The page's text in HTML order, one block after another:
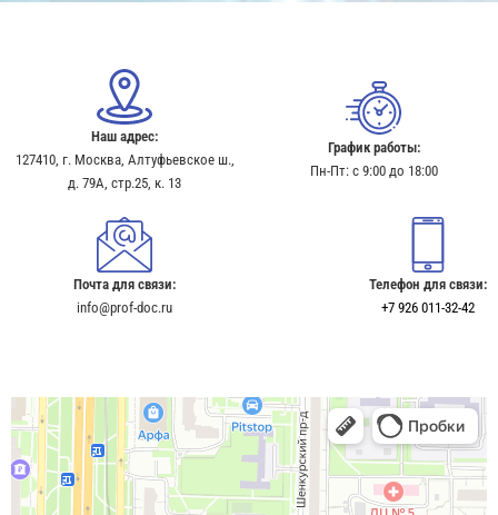
Наш адрес:
127410, г. Москва, Алтуфьевское ш.,
д. 79А, стр.25, к. 13​
График работы:
Пн-Пт: с 9:00 до 18:00
Почта для связи:
info@prof-doc.ru
Телефон для связи:
+7 926 011-32-42